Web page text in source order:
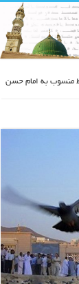
منسوب به امام حسن